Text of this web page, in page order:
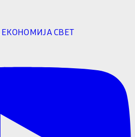
ЕКОНОМИЈАСВЕТ